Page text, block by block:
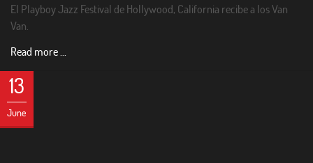
El Playboy Jazz Festival de Hollywood, California recibe a los Van
Van.
Read more ...
13
June